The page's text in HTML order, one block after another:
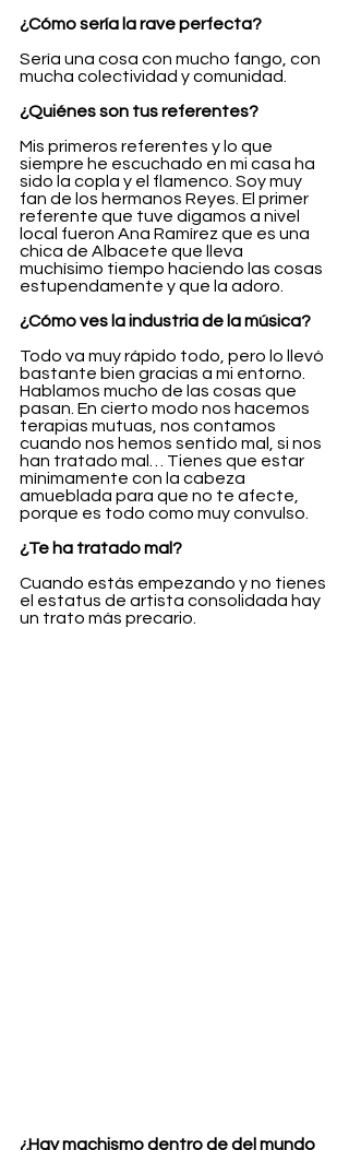
¿Cómo sería la rave perfecta?
Sería una cosa con mucho fango, con
mucha colectividad y comunidad.
¿Quiénes son tus referentes?
Mis primeros referentes y lo que
siempre he escuchado en mi casa ha
sido la copla y el flamenco. Soy muy
fan de los hermanos Reyes. El primer
referente que tuve digamos a nivel
local fueron Ana Ramírez que es una
chica de Albacete que lleva
muchísimo tiempo haciendo las cosas
estupendamente y que la adoro.
¿Cómo ves la industria de la música?
Todo va muy rápido todo, pero lo llevó
bastante bien gracias a mi entorno.
Hablamos mucho de las cosas que
pasan. En cierto modo nos hacemos
terapias mutuas, nos contamos
cuando nos hemos sentido mal, si nos
han tratado mal… Tienes que estar
mínimamente con la cabeza
amueblada para que no te afecte,
porque es todo como muy convulso.
¿Te ha tratado mal?
Cuando estás empezando y no tienes
el estatus de artista consolidada hay
un trato más precario.
¿Hay machismo dentro de del mundo